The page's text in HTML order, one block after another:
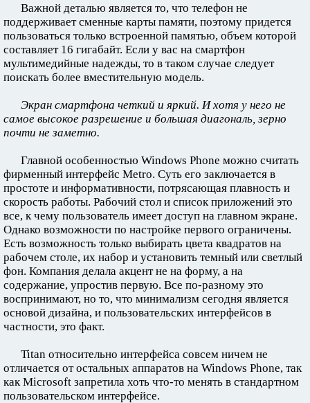
Важной деталью является то, что телефон не
поддерживает сменные карты памяти, поэтому придется
пользоваться только встроенной памятью, объем которой
составляет 16 гигабайт. Если у вас на смартфон
мультимедийные надежды, то в таком случае следует
поискать более вместительную модель.
Экран смартфона четкий и яркий. И хотя у него не
самое высокое разрешение и большая диагональ, зерно
почти не заметно.
Главной особенностью Windows Phone можно считать
фирменный интерфейс Metro. Суть его заключается в
простоте и информативности, потрясающая плавность и
скорость работы. Рабочий стол и список приложений это
все, к чему пользователь имеет доступ на главном экране.
Однако возможности по настройке первого ограничены.
Есть возможность только выбирать цвета квадратов на
рабочем столе, их набор и установить темный или светлый
фон. Компания делала акцент не на форму, а на
содержание, упростив первую. Все по-разному это
воспринимают, но то, что минимализм сегодня является
основой дизайна, и пользовательских интерфейсов в
частности, это факт.
Titan относительно интерфейса совсем ничем не
отличается от остальных аппаратов на Windows Phone, так
как Microsoft запретила хоть что-то менять в стандартном
пользовательском интерфейсе.